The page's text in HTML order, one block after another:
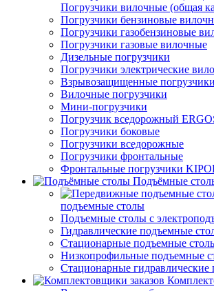
Погрузчики вилочные (общая
Погрузчики бензиновые
Погрузчики газобензиновые
Погрузчики газовые вилочные
Дизельные погрузчики
Погрузчики электрические
Взрывозащищенные погрузчики
Вилочные погрузчики
Мини-погрузчики
Погрузчик вседорожный
Погрузчики боковые
Погрузчики вседорожные
Погрузчики фронтальные
Фронтальные погрузчики
Подъёмные
подъемные столы
Подъемные столы с
Гидравлические подъемные
Стационарные подъемные
Низкопрофильные подъемные
Стационарные